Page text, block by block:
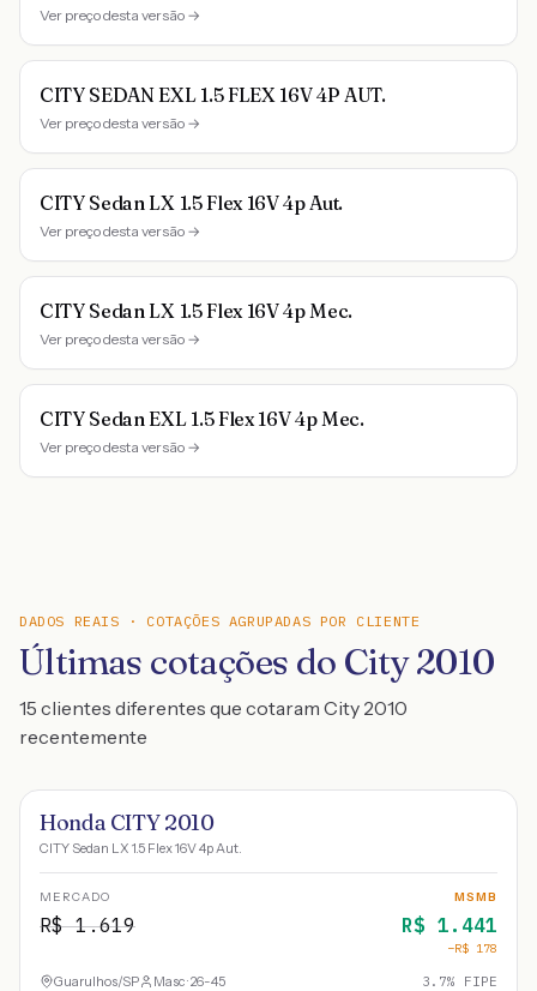
Ver preço desta versão →
CITY SEDAN EXL 1.5 FLEX 16V 4P AUT.
Ver preço desta versão →
CITY Sedan LX 1.5 Flex 16V 4p Aut.
Ver preço desta versão →
CITY Sedan LX 1.5 Flex 16V 4p Mec.
Ver preço desta versão →
CITY Sedan EXL 1.5 Flex 16V 4p Mec.
Ver preço desta versão →
DADOS REAIS · COTAÇÕES AGRUPADAS POR CLIENTE
Últimas cotações do City 2010
15 clientes diferentes que cotaram City 2010
recentemente
Honda CITY 2010
CITY Sedan LX 1.5 Flex 16V 4p Aut.
MERCADO
R$1.619
MSMB
R$ 1.441
−R$ 178
Guarulhos/SP Masc · 26-45 3.7% FIPE